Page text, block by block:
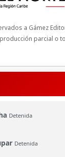
Detenida
Detenida
a Gámez
parcial o
Derechos de
Política de
usa cookie para
aceptas